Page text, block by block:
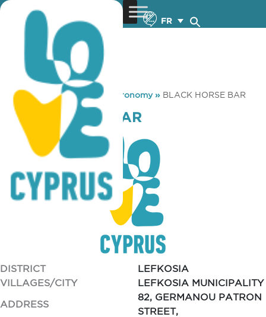
FR
You are here: Home »Gastronomy» BLACK HORSE BAR
BLACK HORSE BAR
DISTRICT
LEFKOSIA
VILLAGES/CITY
LEFKOSIA MUNICIPALITY
ADDRESS
82, GERMANOU PATRON
STREET,